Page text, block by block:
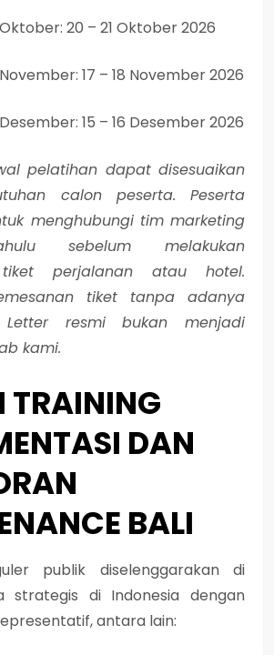
20 – 21 Oktober 2026
17 – 18 November 2026
15 – 16 Desember 2026
pelatihan dapat disesuaikan
calon peserta. Peserta
menghubungi tim marketing
sebelum melakukan
tiket perjalanan atau hotel.
tiket tanpa adanya
Letter resmi bukan menjadi
kami.
TRAINING
DAN
BALI
publik diselenggarakan di
strategis di Indonesia dengan
antara lain: